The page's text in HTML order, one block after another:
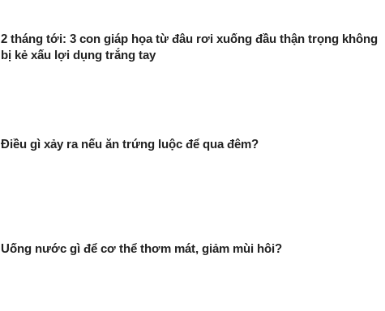
2 tháng tới: 3 con giáp họa từ đâu rơi xuống đầu thận trọng không
bị kẻ xấu lợi dụng trắng tay
Điều gì xảy ra nếu ăn trứng luộc để qua đêm?
Uống nước gì để cơ thể thơm mát, giảm mùi hôi?